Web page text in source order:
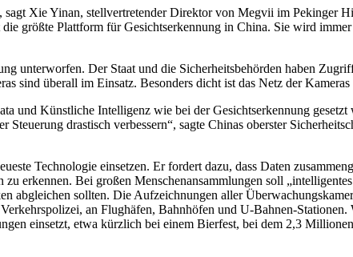
sagt Xie Yinan, stellvertretender Direktor von Megvii im Pekinger
größte Plattform für Gesichtserkennung in China. Sie wird
unterworfen. Der Staat und die Sicherheitsbehörden haben
sind überall im Einsatz. Besonders dicht ist das Netz der
und Künstliche Intelligenz wie bei der Gesichtserkennung
drastisch verbessern“, sagte Chinas oberster
Technologie einsetzen. Er fordert dazu, dass Daten
erkennen. Bei großen Menschenansammlungen soll
abgleichen sollten. Die Aufzeichnungen aller
an Flughäfen, Bahnhöfen und U-Bahnen-
einsetzt, etwa kürzlich bei einem Bierfest, bei dem 2,3